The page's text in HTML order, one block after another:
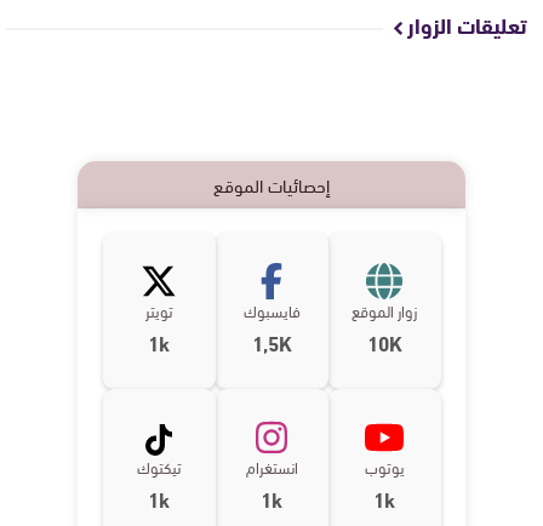
تعليقات الزوار
إحصائيات الموقع
زوار الموقع
10K
فايسبوك
1,5K
تويتر
1k
يوتوب
1k
انستغرام
1k
تيكتوك
1k